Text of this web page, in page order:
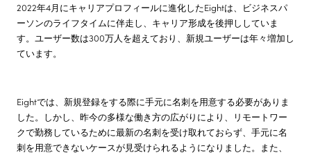
2022年4月にキャリアプロフィールに進化したEightは、ビジネスパ
ーソンのライフタイムに伴走し、キャリア形成を後押ししていま
す。ユーザー数は300万人を超えており、新規ユーザーは年々増加し
ています。
Eightでは、新規登録をする際に手元に名刺を用意する必要がありま
した。しかし、昨今の多様な働き方の広がりにより、リモートワー
クで勤務しているために最新の名刺を受け取れておらず、手元に名
刺を用意できないケースが見受けられるようになりました。また、